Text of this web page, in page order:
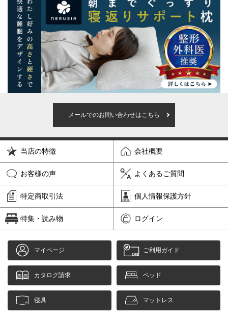
メールでのお問い合わせはこちら
当店の特徴 会社概要
お客様の声 よくあるご質問
特定商取引法 個人情報保護方針
特集・読み物 ログイン
マイページ ご利用ガイド
カタログ請求 ベッド
寝具 マットレス